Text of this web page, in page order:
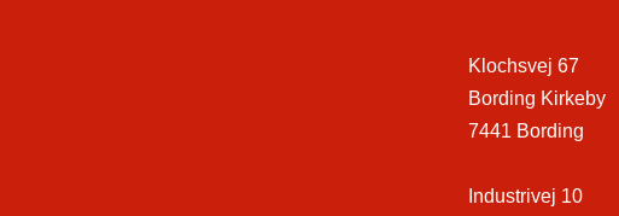
Klochsvej 67
Bording Kirkeby
7441 Bording
Industrivej 10